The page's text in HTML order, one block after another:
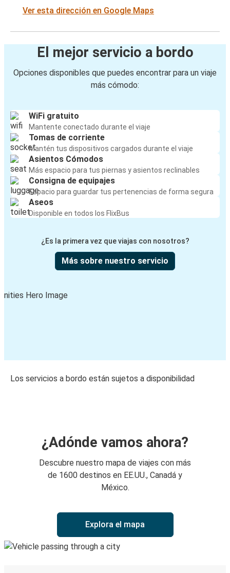
Ver esta dirección en Google Maps
El mejor servicio a bordo
Opciones disponibles que puedes encontrar para un viaje
más cómodo:
WiFi gratuito
Mantente conectado durante el viaje
Tomas de corriente
Mantén tus dispositivos cargados durante el viaje
Asientos Cómodos
Más espacio para tus piernas y asientos reclinables
Consigna de equipajes
Espacio para guardar tus pertenencias de forma segura
Aseos
Disponible en todos los FlixBus
¿Es la primera vez que viajas con nosotros?
Más sobre nuestro servicio
Los servicios a bordo están sujetos a disponibilidad
¿Adónde vamos ahora?
Descubre nuestro mapa de viajes con más
de 1600 destinos en EE.UU., Canadá y
México.
Explora el mapa